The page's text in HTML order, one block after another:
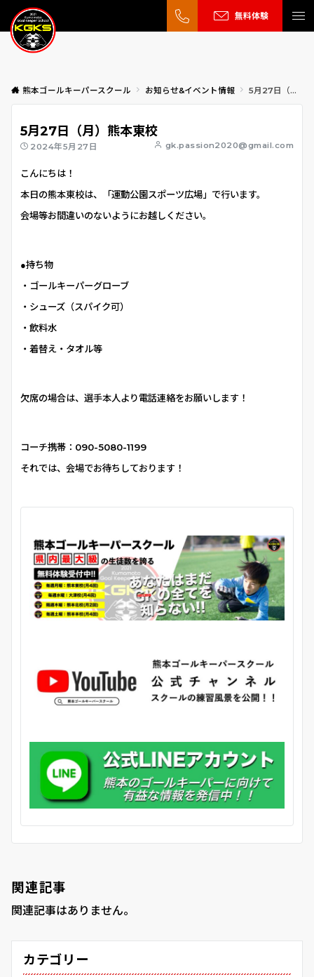
無料体験
熊本ゴールキーパースクール お知らせ&イベント情報 5月27日（月）熊本東校
5月27日（月）熊本東校
2024年5月27日 gk.passion2020@gmail.com
こんにちは！
本日の熊本東校は、「運動公園スポーツ広場」で行います。
会場等お間違いのないようにお越しください。
●持ち物
・ゴールキーパーグローブ
・シューズ（スパイク可）
・飲料水
・着替え・タオル等
欠席の場合は、選手本人より電話連絡をお願いします！
コーチ携帯： 090-5080-1199
それでは、会場でお待ちしております！
関連記事
関連記事はありません。
カテゴリー